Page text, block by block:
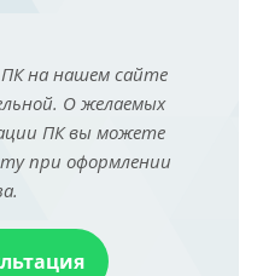
на нашем сайте
О желаемых
ПК вы можете
при оформлении